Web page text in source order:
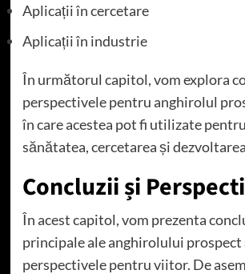
Aplicații în cercetare
Aplicații în industrie
În următorul capitol, vom explora
perspectivele pentru anghirolul
în care acestea pot fi utilizate
sănătatea, cercetarea și
Concluzii și
În acest capitol, vom prezenta
principale ale anghirolului prospect
perspectivele pentru viitor. De